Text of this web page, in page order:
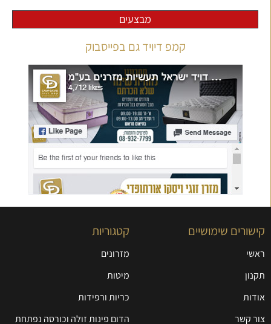
מבצעים
קמפ דיויד גם בפייסבוק
קישורים שימושיים
ראשי
תקנון
אודות
צור קשר
קטגוריות
מזרונים
מיטות
כריות ורפידות
הדום פינות זולה וכורסה נפתחת